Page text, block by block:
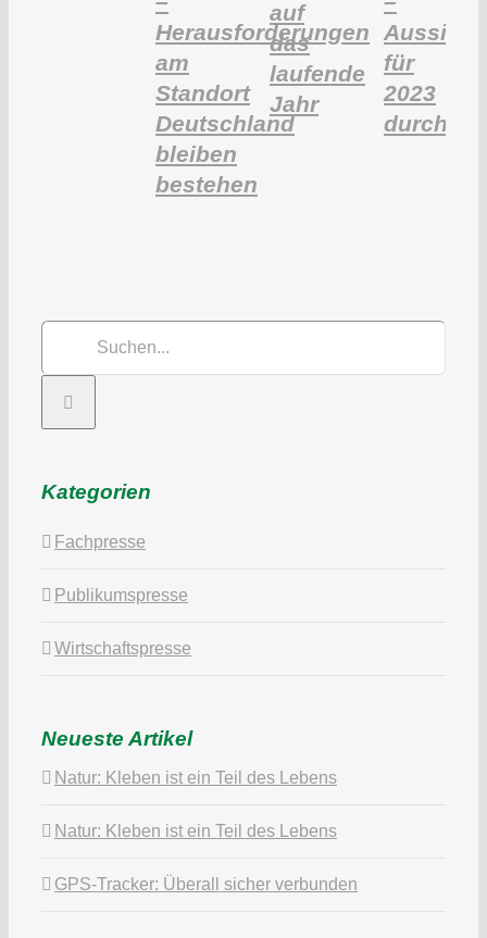
Herausforderungen
am
Standort
Deutschland
bleiben
bestehen
auf
das
laufende
Jahr
für
2023
Kategorien
Fachpresse
Publikumspresse
Wirtschaftspresse
Neueste Artikel
Natur: Kleben ist ein Teil des Lebens
Natur: Kleben ist ein Teil des Lebens
GPS-Tracker: Überall sicher verbunden